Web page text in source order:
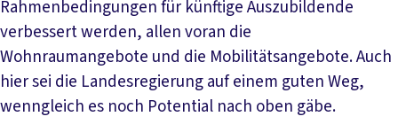
Rahmenbedingungen für künftige Auszubildende
verbessert werden, allen voran die
Wohnraumangebote und die Mobilitätsangebote. Auch
hier sei die Landesregierung auf einem guten Weg,
wenngleich es noch Potential nach oben gäbe.